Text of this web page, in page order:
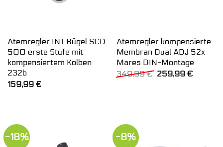
Atemregler INT Bügel SCD
500 erste Stufe mit
kompensiertem Kolben
232b
159,99 €
Atemregler kompensierte
Membran Dual ADJ 52x
Mares DIN-Montage
349,99€ Ursprünglicher
259,99 €
-18% -8%